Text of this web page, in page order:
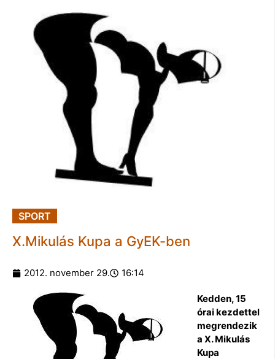
SPORT
X.Mikulás Kupa a GyEK-ben
2012. november 29. 16:14
Kedden, 15
órai kezdettel
megrendezik
a X. Mikulás
Kupa